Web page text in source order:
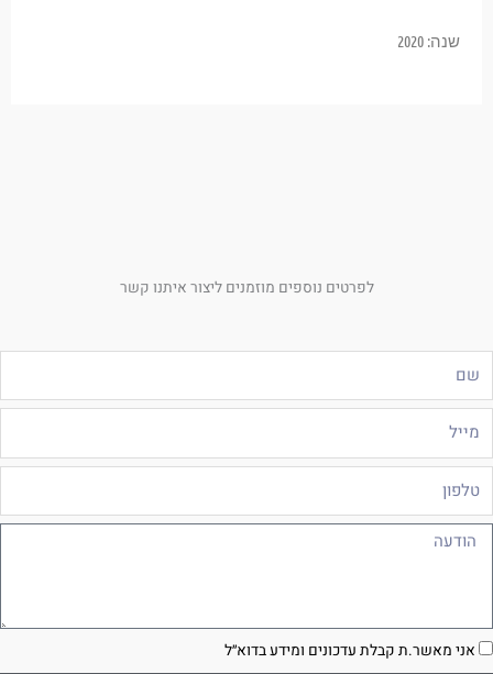
שנה: 2020
לפרטים נוספים מוזמנים ליצור איתנו קשר
אני מאשר.ת קבלת עדכונים ומידע בדוא״ל